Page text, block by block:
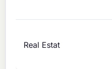
Real Estat